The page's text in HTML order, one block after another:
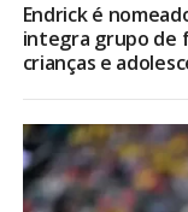
Endrick é
integra grupo de
crianças e